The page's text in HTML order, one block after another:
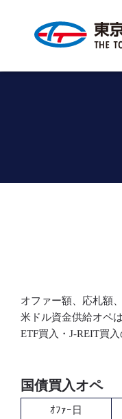
オファー額、応札額
米ドル資金供給オペ
ETF買入・J-REIT買
国債買入オペ
ｵﾌｧｰ日